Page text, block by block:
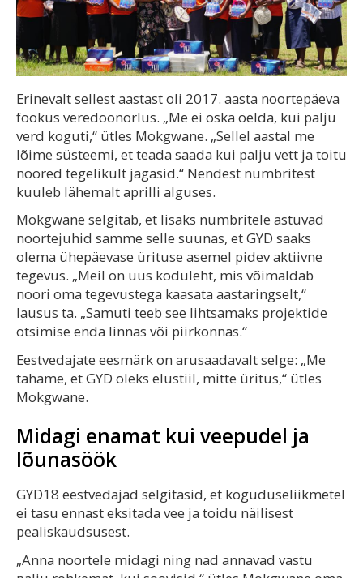
Erinevalt sellest aastast oli 2017. aasta noortepäeva
fookus veredoonorlus. „Me ei oska öelda, kui palju
verd koguti,“ ütles Mokgwane. „Sellel aastal me
lõime süsteemi, et teada saada kui palju vett ja toitu
noored tegelikult jagasid.“ Nendest numbritest
kuuleb lähemalt aprilli alguses.
Mokgwane selgitab, et lisaks numbritele astuvad
noortejuhid samme selle suunas, et GYD saaks
olema ühepäevase ürituse asemel pidev aktiivne
tegevus. „Meil on uus koduleht, mis võimaldab
noori oma tegevustega kaasata aastaringselt,“
lausus ta. „Samuti teeb see lihtsamaks projektide
otsimise enda linnas või piirkonnas.“
Eestvedajate eesmärk on arusaadavalt selge: „Me
tahame, et GYD oleks elustiil, mitte üritus,“ ütles
Mokgwane.
Midagi enamat kui veepudel ja
lõunasöök
GYD18 eestvedajad selgitasid, et koguduseliikmetel
ei tasu ennast eksitada vee ja toidu näilisest
pealiskaudsusest.
„Anna noortele midagi ning nad annavad vastu